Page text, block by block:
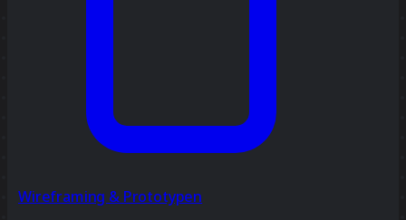
Wireframing & Prototypen